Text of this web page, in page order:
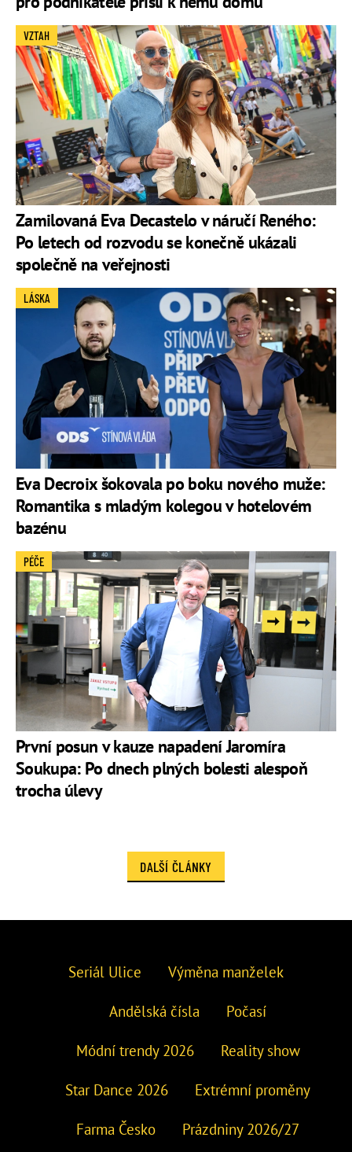
Zamilovaná Eva Decastelo v náručí Reného:
Po letech od rozvodu se konečně ukázali
společně na veřejnosti
VZTAH
Eva Decroix šokovala po boku nového muže:
Romantika s mladým kolegou v hotelovém
bazénu
LÁSKA
První posun v kauze napadení Jaromíra
Soukupa: Po dnech plných bolesti alespoň
trocha úlevy
PÉČE
DALŠÍ ČLÁNKY
Seriál Ulice Výměna manželek
Andělská čísla Počasí
Módní trendy 2026 Reality show
Star Dance 2026 Extrémní proměny
Farma Česko Prázdniny 2026/27